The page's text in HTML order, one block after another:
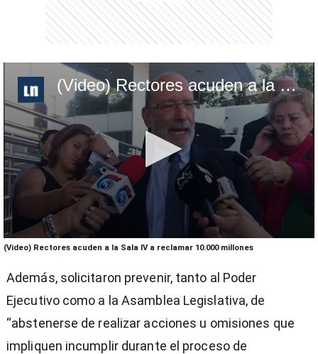
(Video) Rectores acuden a la Sala IV a reclamar 10.000 millones
0
seconds
1
35
seconds
(Video) Rectores acuden a la Sala IV a reclamar 10.000 millones
Además, solicitaron prevenir, tanto al Poder
Ejecutivo como a la Asamblea Legislativa, de
“abstenerse de realizar acciones u omisiones que
impliquen incumplir durante el proceso de